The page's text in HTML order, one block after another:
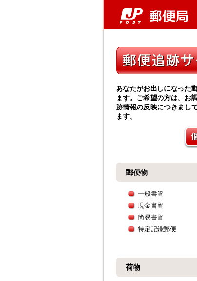
あなたがお出しになった
ます。ご希望の方は、お
跡情報の反映につきまし
ます。
郵便物
一般書留
現金書留
簡易書留
特定記録郵便
荷物